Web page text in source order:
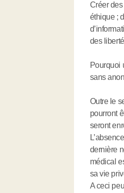
Créer
éthique ;
des
Pourquoi
sans
Outre le
pourront
seront
dernière
médical
sa vie
A ceci